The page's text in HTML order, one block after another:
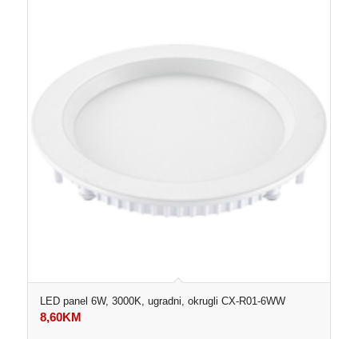
LED panel 6W, 3000K, ugradni, okrugli CX-R01-6WW
8,60KM